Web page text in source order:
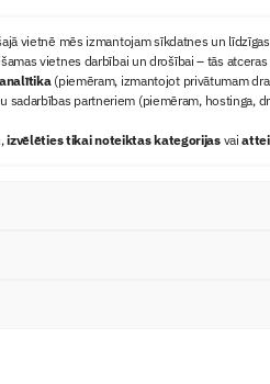
vietnē mēs izmantojam sīkdatnes un
vietnes darbībai un drošībai – tās
(piemēram, izmantojot privātumam
sadarbības partneriem (piemēram, hostinga,
,izvēlēties tikai noteiktas kategorijasvai